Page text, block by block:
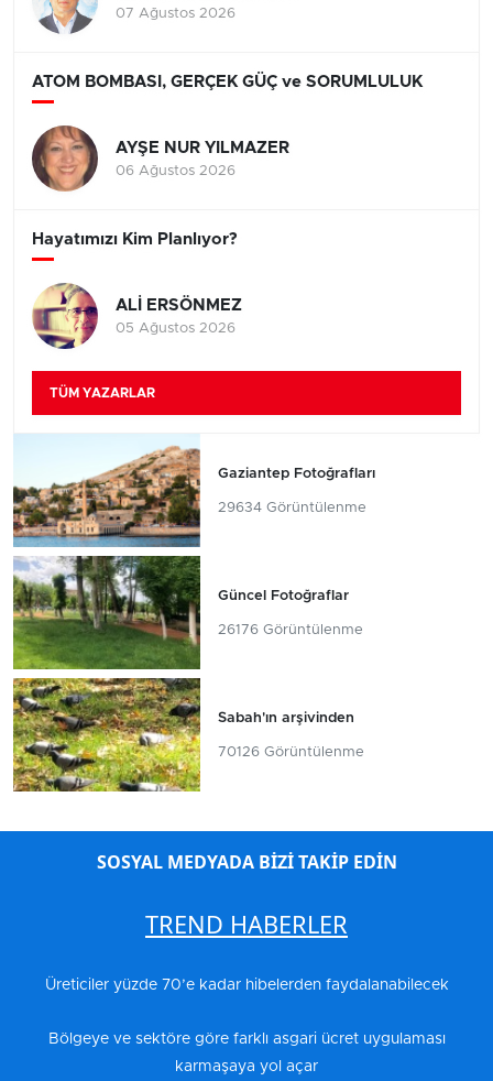
07 Ağustos 2026
ATOM BOMBASI, GERÇEK GÜÇ ve SORUMLULUK
AYŞE NUR YILMAZER
06 Ağustos 2026
Hayatımızı Kim Planlıyor?
ALİ ERSÖNMEZ
05 Ağustos 2026
TÜM YAZARLAR
Gaziantep Fotoğrafları
29634 Görüntülenme
Güncel Fotoğraflar
26176 Görüntülenme
Sabah'ın arşivinden
70126 Görüntülenme
SOSYAL MEDYADA BİZİ TAKİP EDİN
TREND HABERLER
Üreticiler yüzde 70’e kadar hibelerden faydalanabilecek
Bölgeye ve sektöre göre farklı asgari ücret uygulaması
karmaşaya yol açar